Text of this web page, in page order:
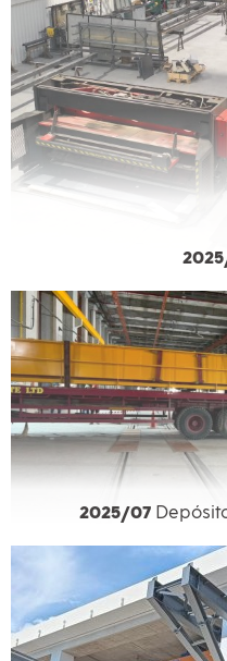
2025/07